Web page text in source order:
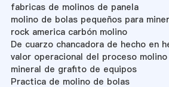
fabricas de molinos de panela
molino de bolas pequeños para
rock america carbón molino
De cuarzo chancadora de hecho en
valor operacional del proceso molino
mineral de grafito de equipos
Practica de molino de bolas